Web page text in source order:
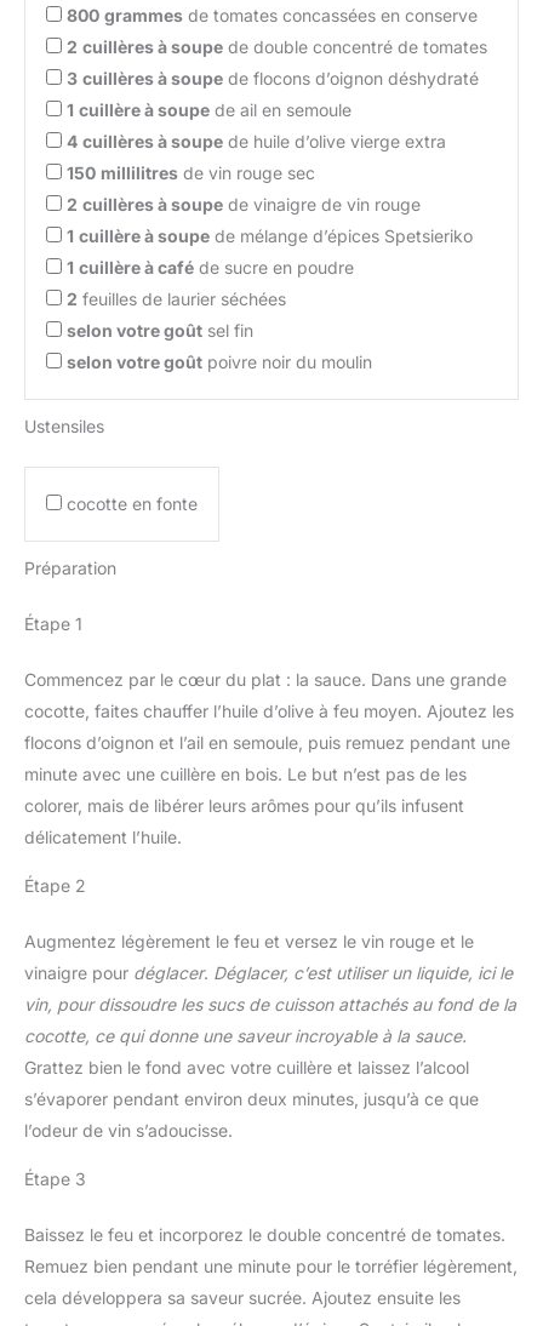
800 grammes de tomates concassées en conserve
2 cuillères à soupe de double concentré de tomates
3 cuillères à soupe de flocons d’oignon déshydraté
1 cuillère à soupe de ail en semoule
4 cuillères à soupe de huile d’olive vierge extra
150 millilitres de vin rouge sec
2 cuillères à soupe de vinaigre de vin rouge
1 cuillère à soupe de mélange d’épices Spetsieriko
1 cuillère à café de sucre en poudre
2 feuilles de laurier séchées
selon votre goût sel fin
selon votre goût poivre noir du moulin
Ustensiles
cocotte en fonte
Préparation
Étape 1
Commencez par le cœur du plat : la sauce. Dans une grande
cocotte, faites chauffer l’huile d’olive à feu moyen. Ajoutez les
flocons d’oignon et l’ail en semoule, puis remuez pendant une
minute avec une cuillère en bois. Le but n’est pas de les
colorer, mais de libérer leurs arômes pour qu’ils infusent
délicatement l’huile.
Étape 2
Augmentez légèrement le feu et versez le vin rouge et le
vinaigre pour déglacer. Déglacer, c’est utiliser un liquide, ici le
vin, pour dissoudre les sucs de cuisson attachés au fond de la
cocotte, ce qui donne une saveur incroyable à la sauce.
Grattez bien le fond avec votre cuillère et laissez l’alcool
s’évaporer pendant environ deux minutes, jusqu’à ce que
l’odeur de vin s’adoucisse.
Étape 3
Baissez le feu et incorporez le double concentré de tomates.
Remuez bien pendant une minute pour le torréfier légèrement,
cela développera sa saveur sucrée. Ajoutez ensuite les